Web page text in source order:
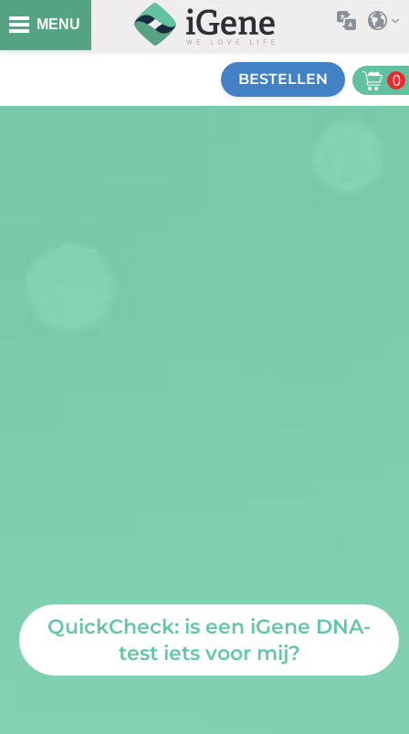
MENU
BESTELLEN 0
QuickCheck: is een iGene DNA-
test iets voor mij?